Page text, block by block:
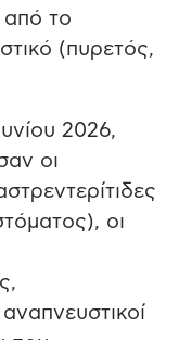
το
(πυρετός,
2026,
οι
οι